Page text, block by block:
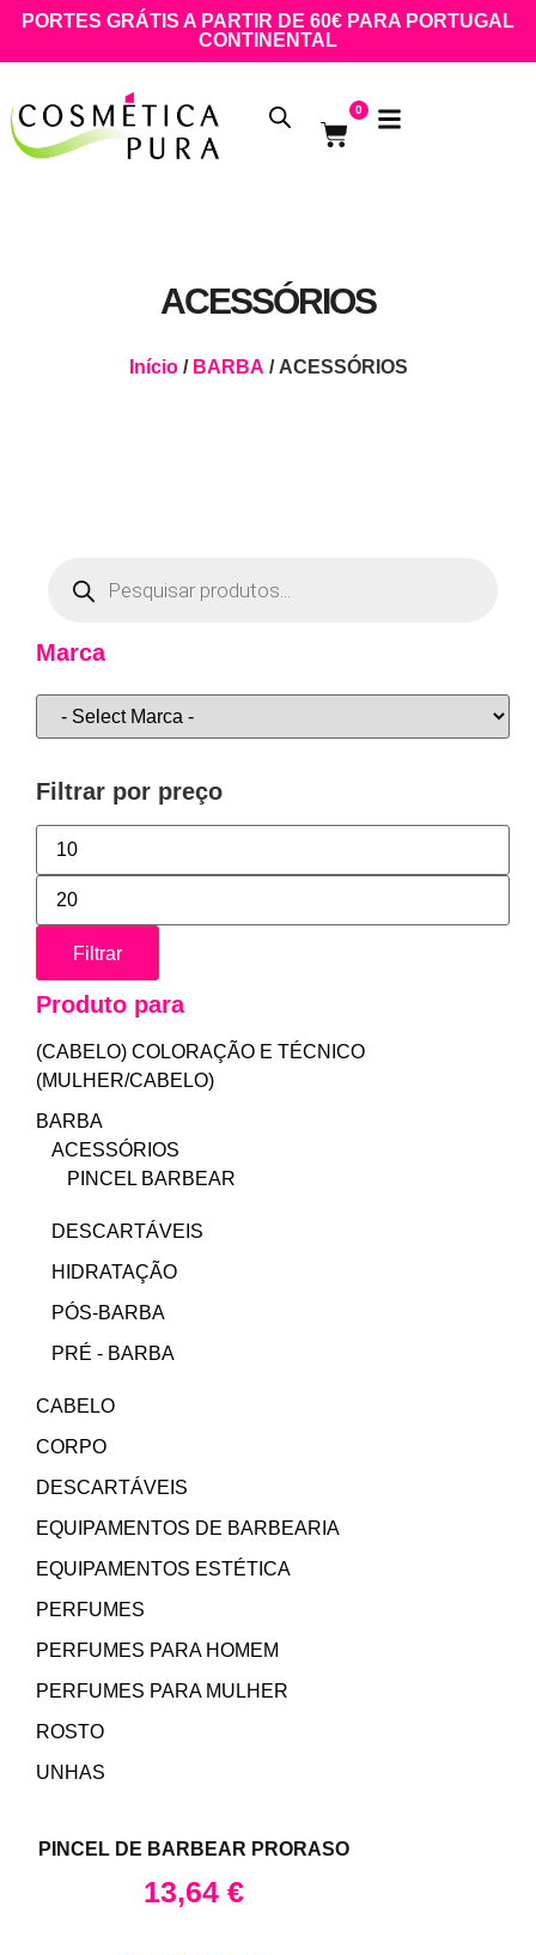
PORTES GRÁTIS A PARTIR DE 60€ PARA PORTUGAL
CONTINENTAL
0
ACESSÓRIOS
Início/ BARBA / ACESSÓRIOS
PINCEL DE BARBEAR PRORASO
13,64€
Marca
Filtrar por preço
Filtrar
Produto para
(CABELO) COLORAÇÃO E TÉCNICO
(MULHER/CABELO)
BARBA
ACESSÓRIOS
PINCEL BARBEAR
DESCARTÁVEIS
HIDRATAÇÃO
PÓS-BARBA
PRÉ - BARBA
CABELO
CORPO
DESCARTÁVEIS
EQUIPAMENTOS DE BARBEARIA
EQUIPAMENTOS ESTÉTICA
PERFUMES
PERFUMES PARA HOMEM
PERFUMES PARA MULHER
ROSTO
UNHAS